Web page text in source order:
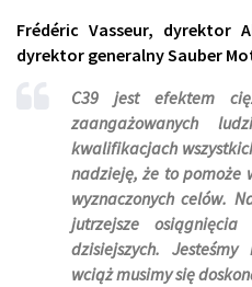
Frédéric Vasseur, dyrektor
dyrektor generalny Sauber
C39 jest efektem
zaangażowanych
kwalifikacjach
nadzieję, że to pomoże
wyznaczonych celów.
jutrzejsze
dzisiejszych.
wciąż musimy się